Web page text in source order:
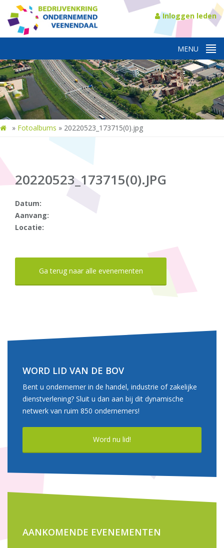
Inloggen leden
» Fotoalbums » 20220523_173715(0).jpg
20220523_173715(0).JPG
Datum:
Aanvang:
Locatie:
Ga terug naar alle evenementen
WORD LID VAN DE BOV
Bent u ondernemer in de handel, industrie of zakelijke
dienstverlening? Sluit u dan aan bij dit dynamische
netwerk van ruim 850 ondernemers!
Word nu lid!
AANKOMENDE EVENEMENTEN